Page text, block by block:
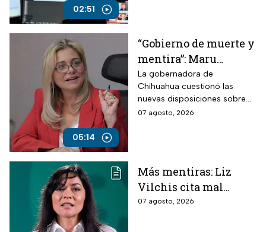
02:51
05:14
“Gobierno de muerte y
mentira”: Maru
Campos arremete
contra Morena por
polémicos
lineamientos de
La gobernadora de
Chihuahua cuestionó las
nuevas disposiciones sobre
medios y lanzó fuertes
07 agosto, 2026
Más mentiras: Liz
Vilchis cita mal
estudio de Reuters
07 agosto, 2026